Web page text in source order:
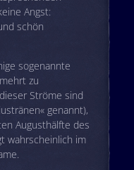
Angst:
schön
sogenannte
zu
Ströme sind
genannt),
Augusthälfte des
wahrscheinlich im